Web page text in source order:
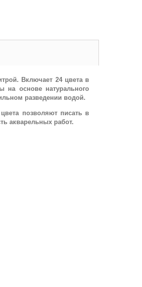
Включает 24 цвета в
на основе натурального
разведении водой.
позволяют писать в
акварельных работ.